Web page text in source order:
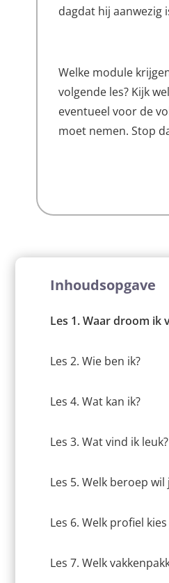
dagdat hij aanwezig
Welke module
volgende les? Kijk
eventueel voor de
moet nemen. Stop
Inhoudsopgave
Les 1. Waar droom ik
Les 2. Wie ben ik?
Les 4. Wat kan ik?
Les 3. Wat vind ik leuk?
Les 5. Welk beroep wil
Les 6. Welk profiel kies
Les 7. Welk